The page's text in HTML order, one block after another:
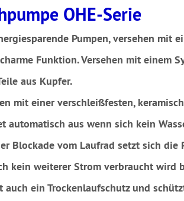
OHE-Serie
Pumpen, versehen mit
Funktion. Versehen mit einem
aus Kupfer.
mit einer verschleißfesten,
automatisch aus wenn sich kein
Blockade vom Laufrad setzt sich die
kein weiterer Strom verbraucht wird
auch ein Trockenlaufschutz und